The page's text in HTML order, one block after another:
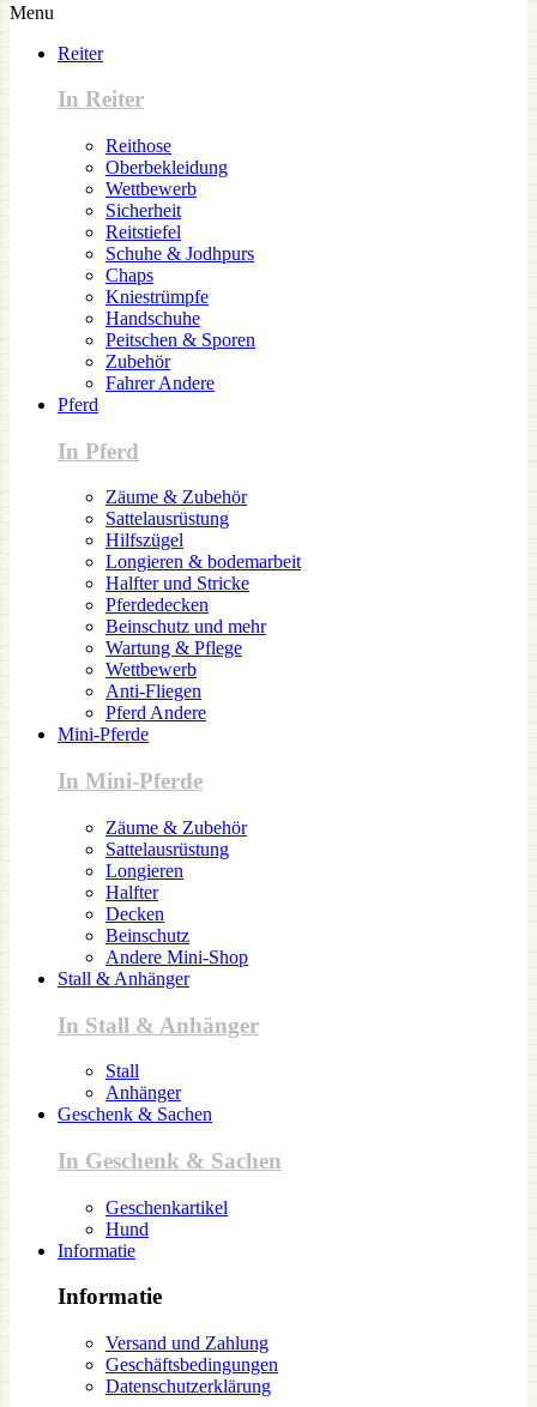
Menu
Reiter
In Reiter
Reithose
Oberbekleidung
Wettbewerb
Sicherheit
Reitstiefel
Schuhe & Jodhpurs
Chaps
Kniestrümpfe
Handschuhe
Peitschen & Sporen
Zubehör
Fahrer Andere
Pferd
In Pferd
Zäume & Zubehör
Sattelausrüstung
Hilfszügel
Longieren & bodemarbeit
Halfter und Stricke
Pferdedecken
Beinschutz und mehr
Wartung & Pflege
Wettbewerb
Anti-Fliegen
Pferd Andere
Mini-Pferde
In Mini-Pferde
Zäume & Zubehör
Sattelausrüstung
Longieren
Halfter
Decken
Beinschutz
Andere Mini-Shop
Stall & Anhänger
In Stall & Anhänger
Stall
Anhänger
Geschenk & Sachen
In Geschenk & Sachen
Geschenkartikel
Hund
Informatie
Informatie
Versand und Zahlung
Geschäftsbedingungen
Datenschutzerklärung